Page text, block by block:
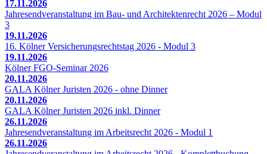
17.11.2026
Jahresendveranstaltung im Bau- und Architektenrecht 2026 – Modul
3
19.11.2026
16. Kölner Versicherungsrechtstag 2026 - Modul 3
19.11.2026
Kölner FGO-Seminar 2026
20.11.2026
GALA Kölner Juristen 2026 - ohne Dinner
20.11.2026
GALA Kölner Juristen 2026 inkl. Dinner
26.11.2026
Jahresendveranstaltung im Arbeitsrecht 2026 - Modul 1
26.11.2026